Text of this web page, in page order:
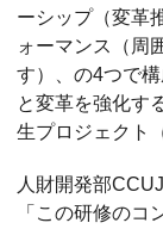
ーシップ（変革
ォーマンス（周
す）、の4つで
と変革を強化す
生プロジェクト
人財開発部
「この研修の